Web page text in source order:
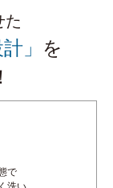
た
」 を
で